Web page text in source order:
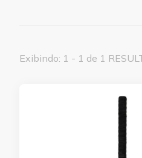
Exibindo: 1 - 1 de 1